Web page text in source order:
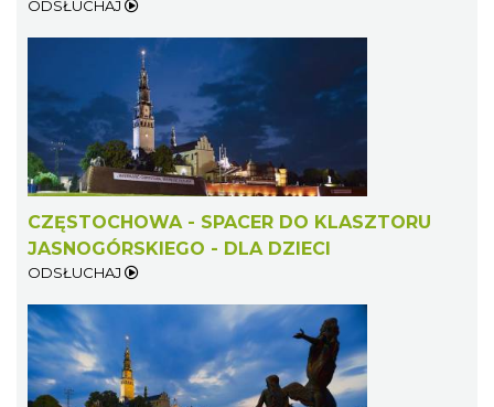
ODSŁUCHAJ
CZĘSTOCHOWA - SPACER DO KLASZTORU
JASNOGÓRSKIEGO - DLA DZIECI
ODSŁUCHAJ